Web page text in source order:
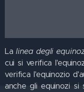
Lalinea degli
cui si verifica
verifica l'equinozio
anche gli equinozi si